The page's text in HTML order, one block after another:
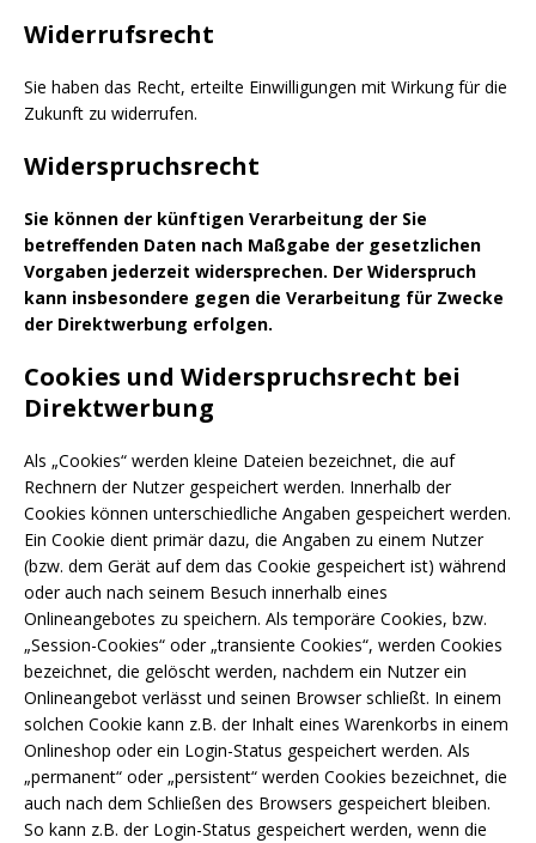
Widerrufsrecht
Sie haben das Recht, erteilte Einwilligungen mit Wirkung für die
Zukunft zu widerrufen.
Widerspruchsrecht
Sie können der künftigen Verarbeitung der Sie
betreffenden Daten nach Maßgabe der gesetzlichen
Vorgaben jederzeit widersprechen. Der Widerspruch
kann insbesondere gegen die Verarbeitung für Zwecke
der Direktwerbung erfolgen.
Cookies und Widerspruchsrecht bei
Direktwerbung
Als „Cookies“ werden kleine Dateien bezeichnet, die auf
Rechnern der Nutzer gespeichert werden. Innerhalb der
Cookies können unterschiedliche Angaben gespeichert werden.
Ein Cookie dient primär dazu, die Angaben zu einem Nutzer
(bzw. dem Gerät auf dem das Cookie gespeichert ist) während
oder auch nach seinem Besuch innerhalb eines
Onlineangebotes zu speichern. Als temporäre Cookies, bzw.
„Session-Cookies“ oder „transiente Cookies“, werden Cookies
bezeichnet, die gelöscht werden, nachdem ein Nutzer ein
Onlineangebot verlässt und seinen Browser schließt. In einem
solchen Cookie kann z.B. der Inhalt eines Warenkorbs in einem
Onlineshop oder ein Login-Status gespeichert werden. Als
„permanent“ oder „persistent“ werden Cookies bezeichnet, die
auch nach dem Schließen des Browsers gespeichert bleiben.
So kann z.B. der Login-Status gespeichert werden, wenn die